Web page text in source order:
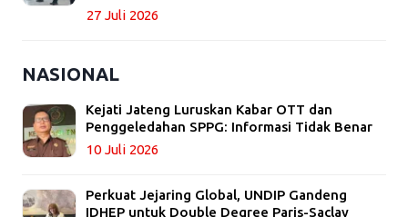
27 Juli 2026
NASIONAL
Kejati Jateng Luruskan Kabar OTT dan
Penggeledahan SPPG: Informasi Tidak Benar
10 Juli 2026
Perkuat Jejaring Global, UNDIP Gandeng
IDHEP untuk Double Degree Paris-Saclay